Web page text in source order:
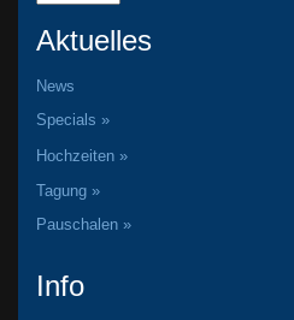
Aktuelles
News
Specials »
Hochzeiten »
Tagung »
Pauschalen »
Info